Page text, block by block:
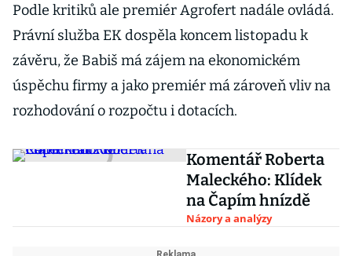
Podle kritiků ale premiér Agrofert nadále ovládá.
Právní služba EK dospěla koncem listopadu k
závěru, že Babiš má zájem na ekonomickém
úspěchu firmy a jako premiér má zároveň vliv na
rozhodování o rozpočtu i dotacích.
Komentář Roberta
Maleckého: Klídek
na Čapím hnízdě
Názory a analýzy